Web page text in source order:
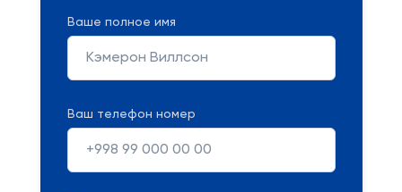
Ваше полное имя
Ваш телефон номер